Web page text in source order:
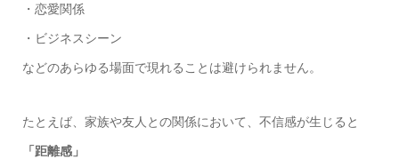
・恋愛関係
・ビジネスシーン
などのあらゆる場面で現れることは避けられません。
たとえば、家族や友人との関係において、不信感が生じると
「距離感」